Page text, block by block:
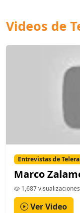
Videos de
Entrevistas de
Marco
1,687 visualizaciones
Ver Video